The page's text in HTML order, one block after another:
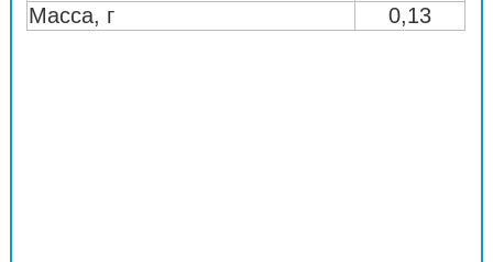
Масса, г
0,13